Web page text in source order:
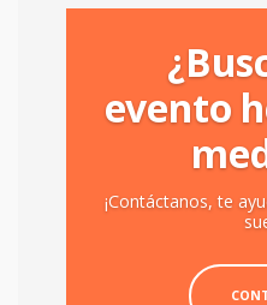
evento
¡Contáctanos, te